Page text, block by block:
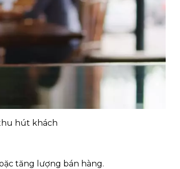
hút khách
tăng lượng bán hàng.